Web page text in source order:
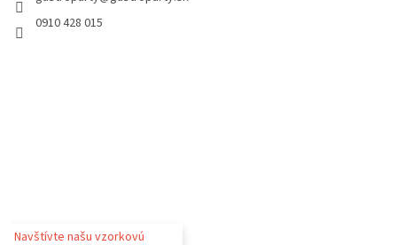
0910 428 015
Navštívte našu vzorkovú